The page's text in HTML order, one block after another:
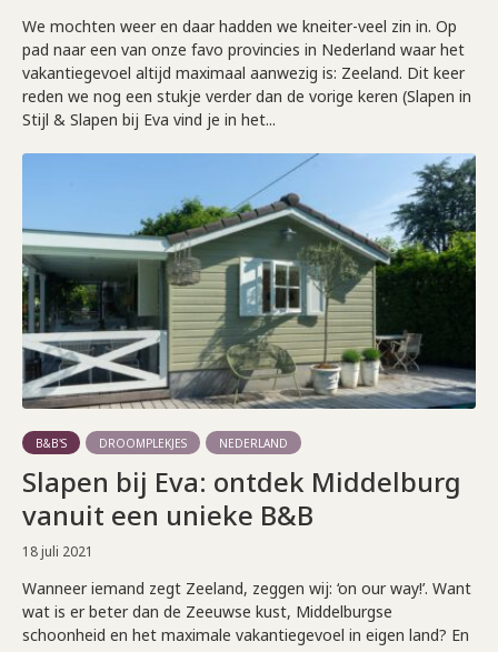
We mochten weer en daar hadden we kneiter-veel zin in. Op
pad naar een van onze favo provincies in Nederland waar het
vakantiegevoel altijd maximaal aanwezig is: Zeeland. Dit keer
reden we nog een stukje verder dan de vorige keren (Slapen in
Stijl & Slapen bij Eva vind je in het...
B&B'S DROOMPLEKJES NEDERLAND
Slapen bij Eva: ontdek Middelburg
vanuit een unieke B&B
18 juli 2021
Wanneer iemand zegt Zeeland, zeggen wij: ‘on our way!’. Want
wat is er beter dan de Zeeuwse kust, Middelburgse
schoonheid en het maximale vakantiegevoel in eigen land? En